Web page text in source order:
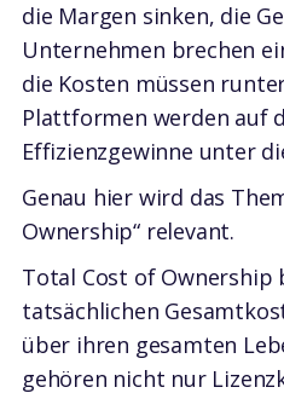
die Margen sinken, die
Unternehmen brechen
die Kosten müssen
Plattformen werden auf
Effizienzgewinne unter
Genau hier wird das
Ownership“ relevant.
Total Cost of Ownership
tatsächlichen
über ihren gesamten
gehören nicht nur